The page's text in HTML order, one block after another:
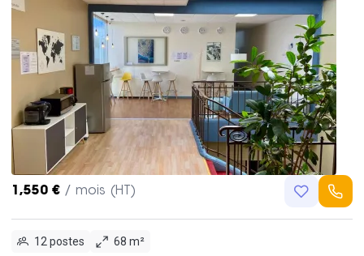
1,550 € / mois (HT)
12 postes
68 m²